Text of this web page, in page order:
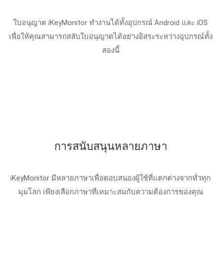
ใบอนุญาต iKeyMonitor ทํางานได้ทั้งอุปกรณ์ Android และ iOS
เพื่อให้คุณสามารถสลับใบอนุญาตได้อย่างอิสระระหว่างอุปกรณ์ทั้ง
สองนี้
การสนับสนุนหลายภาษา
iKeyMonitor มีหลายภาษาเพื่อตอบสนองผู้ใช้ที่แตกต่างจากทั่วทุก
มุมโลก เพียงเลือกภาษาที่เหมาะสมกับความต้องการของคุณ